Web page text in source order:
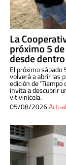
La
próximo 5
desde dentro
El próximo sábado
volverá a abrir las
edición de
invita a descubrir
vitivinícola.
05/08/2026